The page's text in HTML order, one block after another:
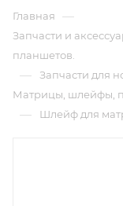
Главная —
Запчасти и
планшетов.
— Запчасти для
Матрицы, шлейфы,
— Шлейф для